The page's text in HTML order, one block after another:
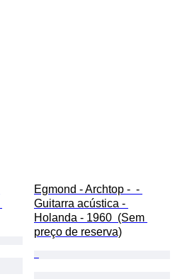
Egmond - Archtop -  -
Guitarra acústica -
Holanda - 1960  (Sem
preço de reserva)